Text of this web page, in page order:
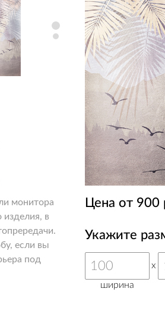
монитора
изделия, в
если вы
под
Цена от 900
Укажите
ширина
x